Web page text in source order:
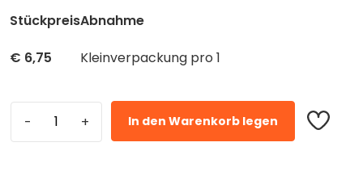
Stückpreis
€ 6,75
Abnahme
Kleinverpackung pro 1
In den Warenkorb legen